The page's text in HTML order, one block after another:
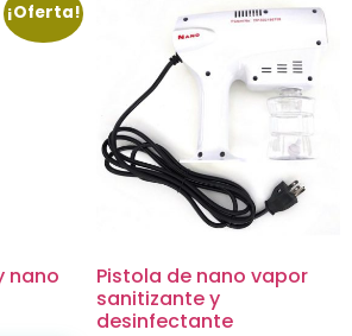
¡Oferta!
nano
Pistola de nano vapor
sanitizante y
desinfectante